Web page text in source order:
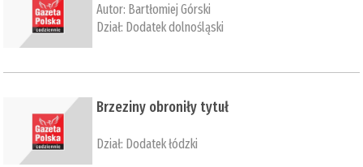
Autor: Bartłomiej Górski
Dział: Dodatek dolnośląski
Brzeziny obroniły tytuł
Dział: Dodatek łódzki